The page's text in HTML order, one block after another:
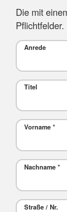
Die mit
Pflichtfelder.
Anrede
Titel
Vorname *
Nachname *
Straße / Nr.